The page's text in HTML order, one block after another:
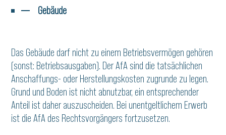
Gebäude
Das Gebäude darf nicht zu einem Betriebsvermögen gehören
(sonst: Betriebsausgaben). Der AfA sind die tatsächlichen
Anschaffungs- oder Herstellungskosten zugrunde zu legen.
Grund und Boden ist nicht abnutzbar, ein entsprechender
Anteil ist daher auszuscheiden. Bei unentgeltlichem Erwerb
ist die AfA des Rechtsvorgängers fortzusetzen.